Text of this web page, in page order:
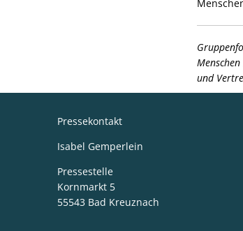
und
Pressekontakt
Isabel Gemperlein
Pressestelle
Kornmarkt 5
55543 Bad Kreuznach